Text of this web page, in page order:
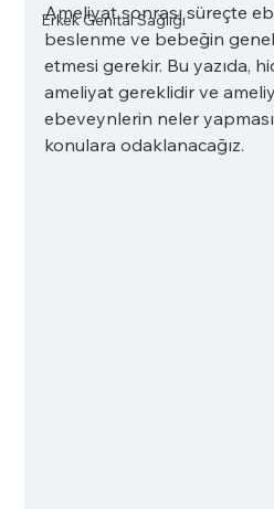
Erkek Genital Sağlığı
Ameliyat sonrası süreçte
beslenme ve bebeğin
etmesi gerekir. Bu yazıda,
ameliyat gereklidir ve
ebeveynlerin neler
konulara odaklanacağız.